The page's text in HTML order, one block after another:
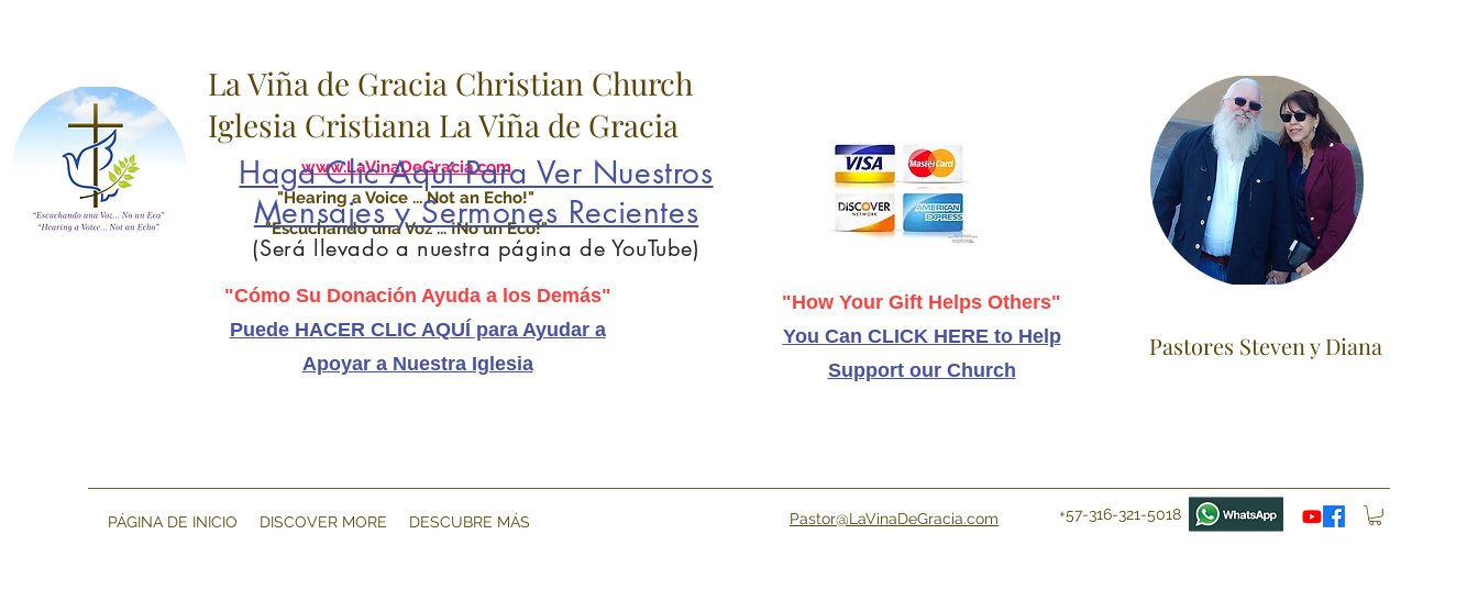
La Viña de Gracia Christian Church
Iglesia Cristiana La Viña de Gracia
www.LaVinaDeGracia.com
"Hearing a Voice ... Not an Echo!"
"Escuchando una Voz ... ¡No un Eco!"
"Cómo Su Donación Ayuda a los Demás"
Puede HACER CLIC AQUÍ para Ayudar a
Apoyar a Nuestra Iglesia
Haga Clic Aquí Para Ver Nuestros
Mensajes y Sermones Recientes
(Será llevado a nuestra página de YouTube)
"How Your Gift Helps Others"
You Can CLICK HERE to Help
Support our Church
Pastores Steven y Diana
PÁGINA DE INICIO DISCOVER MORE DESCUBRE MÁS Pastor@LaVinaDeGracia.com +57-316-321-5018